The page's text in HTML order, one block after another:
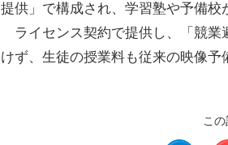
提供」で構成され、学習塾や予備校
ライセンス契約で提供し、「競業
けず、生徒の授業料も従来の映像予
こ